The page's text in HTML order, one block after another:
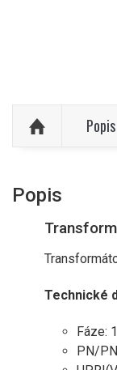
Popis
Popis
Technické
Fáze: 1
PN/